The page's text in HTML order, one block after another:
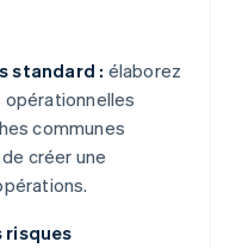
standard : élaborez
communes
créer une
risques